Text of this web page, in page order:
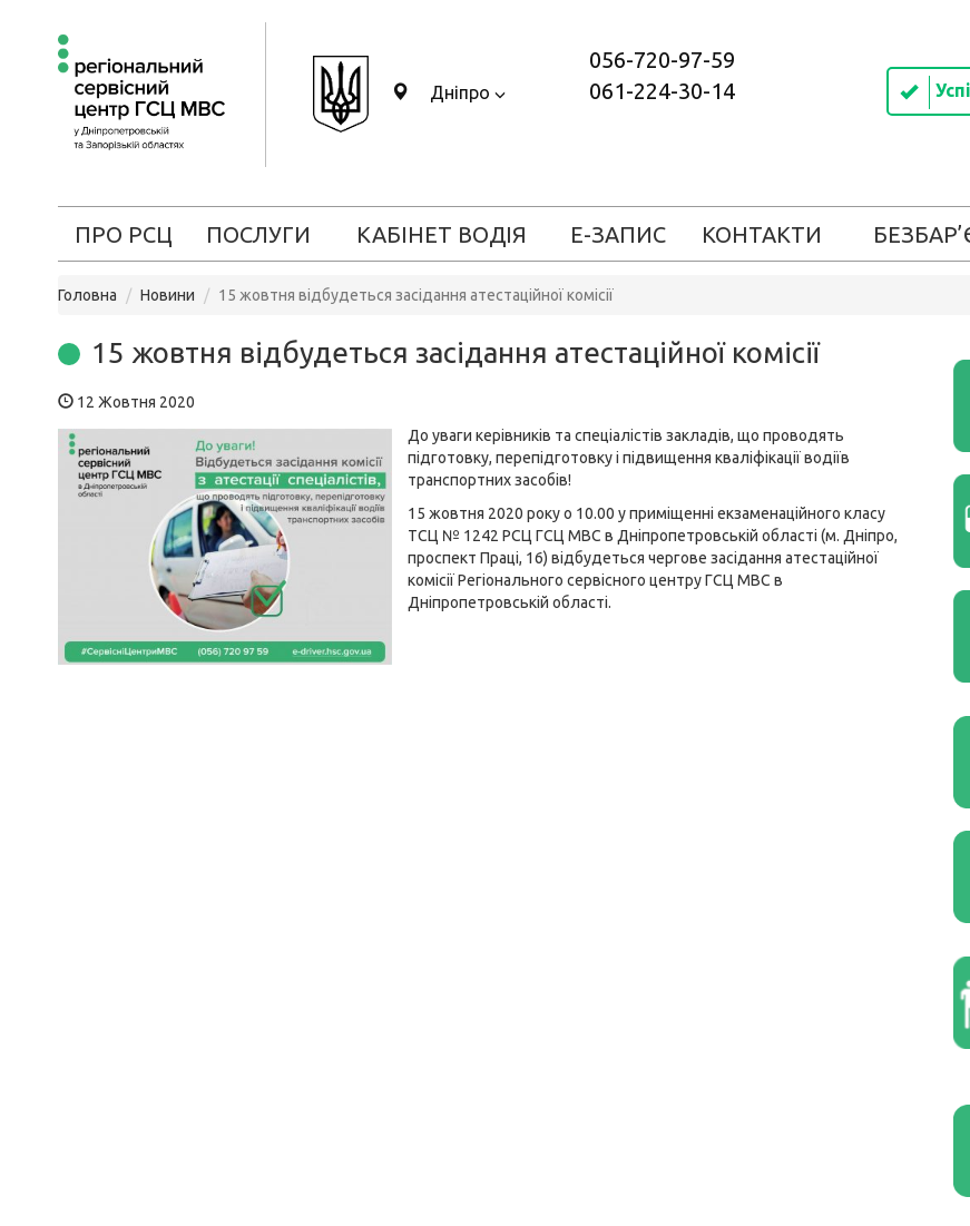
Дніпро
056-720-97-59
061-224-30-14
ПРО РСЦ ПОСЛУГИ КАБІНЕТ ВОДІЯ Е-ЗАПИС КОНТАКТИ
Головна Новини 15 жовтня відбудеться засідання атестаційної комісії
15 жовтня відбудеться засідання атестаційної комісії
12 Жовтня 2020
До уваги керівників та спеціалістів закладів, що проводять
підготовку, перепідготовку і підвищення кваліфікації водіїв
транспортних засобів!
15 жовтня 2020 року о 10.00 у приміщенні екзаменаційного класу
ТСЦ № 1242 РСЦ ГСЦ МВС в Дніпропетровській області (м. Дніпро,
проспект Праці, 16) відбудеться чергове засідання атестаційної
комісії Регіонального сервісного центру ГСЦ МВС в
Дніпропетровській області.